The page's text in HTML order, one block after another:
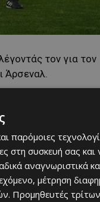
τον για τον
Άρσεναλ.
παρόμοιες
στη συσκευή σας και
αναγνωριστικά
μέτρηση
Προμηθευτές